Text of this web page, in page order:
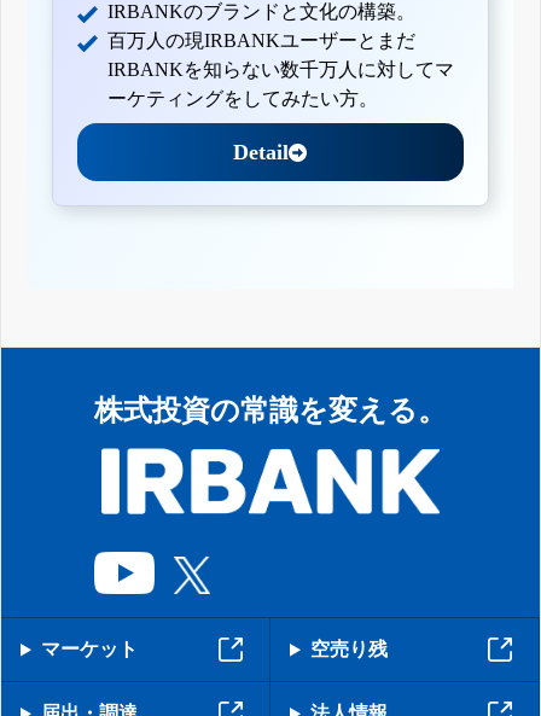
IRBANKのブランドと文化の構築。
百万人の現IRBANKユーザーとまだ
IRBANKを知らない数千万人に対してマ
ーケティングをしてみたい方。
Detail
株式投資の常識を変える。
マーケット 空売り残